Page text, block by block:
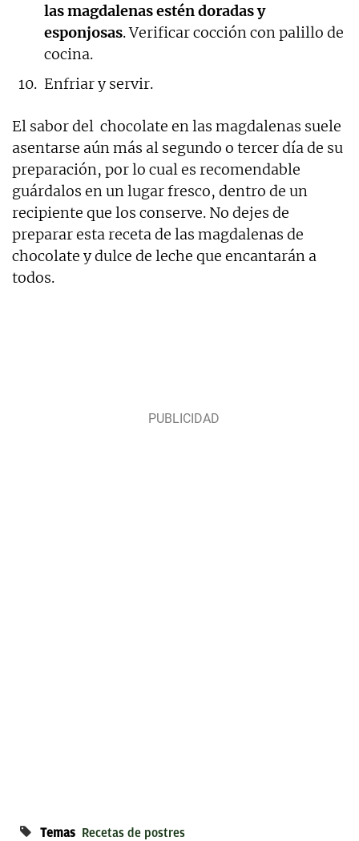
las magdalenas estén doradas y
esponjosas. Verificar cocción con palillo de
cocina.
Enfriar y servir.
El sabor del chocolate en las magdalenas suele
asentarse aún más al segundo o tercer día de su
preparación, por lo cual es recomendable
guárdalos en un lugar fresco, dentro de un
recipiente que los conserve. No dejes de
preparar esta receta de las magdalenas de
chocolate y dulce de leche que encantarán a
todos.
Temas Recetas de postres